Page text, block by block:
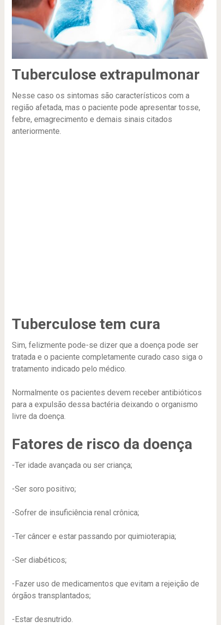
Tuberculose extrapulmonar
Nesse caso os sintomas são característicos com a
região afetada, mas o paciente pode apresentar tosse,
febre, emagrecimento e demais sinais citados
anteriormente.
Tuberculose tem cura
Sim, felizmente pode-se dizer que a doença pode ser
tratada e o paciente completamente curado caso siga o
tratamento indicado pelo médico.
Normalmente os pacientes devem receber antibióticos
para a expulsão dessa bactéria deixando o organismo
livre da doença.
Fatores de risco da doença
-Ter idade avançada ou ser criança;
-Ser soro positivo;
-Sofrer de insuficiência renal crônica;
-Ter câncer e estar passando por quimioterapia;
-Ser diabéticos;
-Fazer uso de medicamentos que evitam a rejeição de
órgãos transplantados;
-Estar desnutrido.